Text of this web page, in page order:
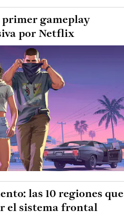
primer gameplay
por Netflix
las 10 regiones que
el sistema frontal